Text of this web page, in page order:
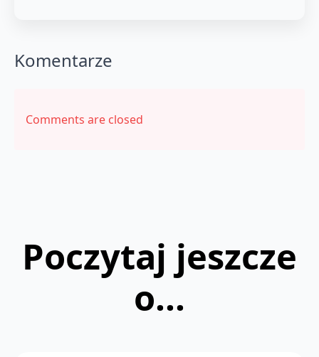
Komentarze
Comments are closed
Poczytaj jeszcze
o...